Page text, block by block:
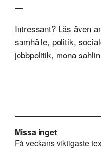
—
Intressant? Läs även
samhälle, politik,
jobbpolitik, mona sahlin
Missa inget
Få veckans viktigaste